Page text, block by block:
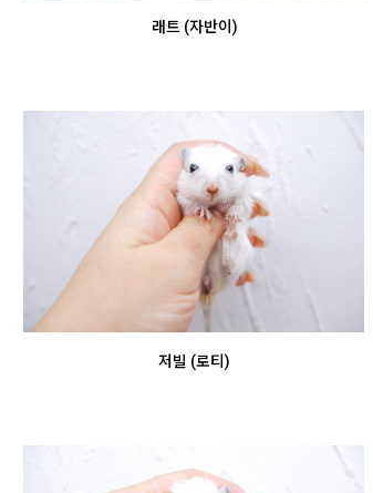
래트 (자반이)
저빌 (로티)